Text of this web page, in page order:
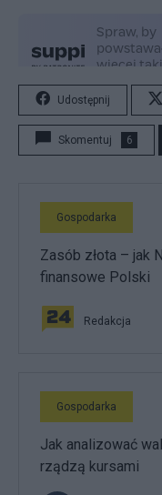
Udostępnij
Skomentuj 6
Gospodarka
Zasób złota – jak
finansowe Polski
Redakcja
Gospodarka
Jak analizować
rządzą kursami